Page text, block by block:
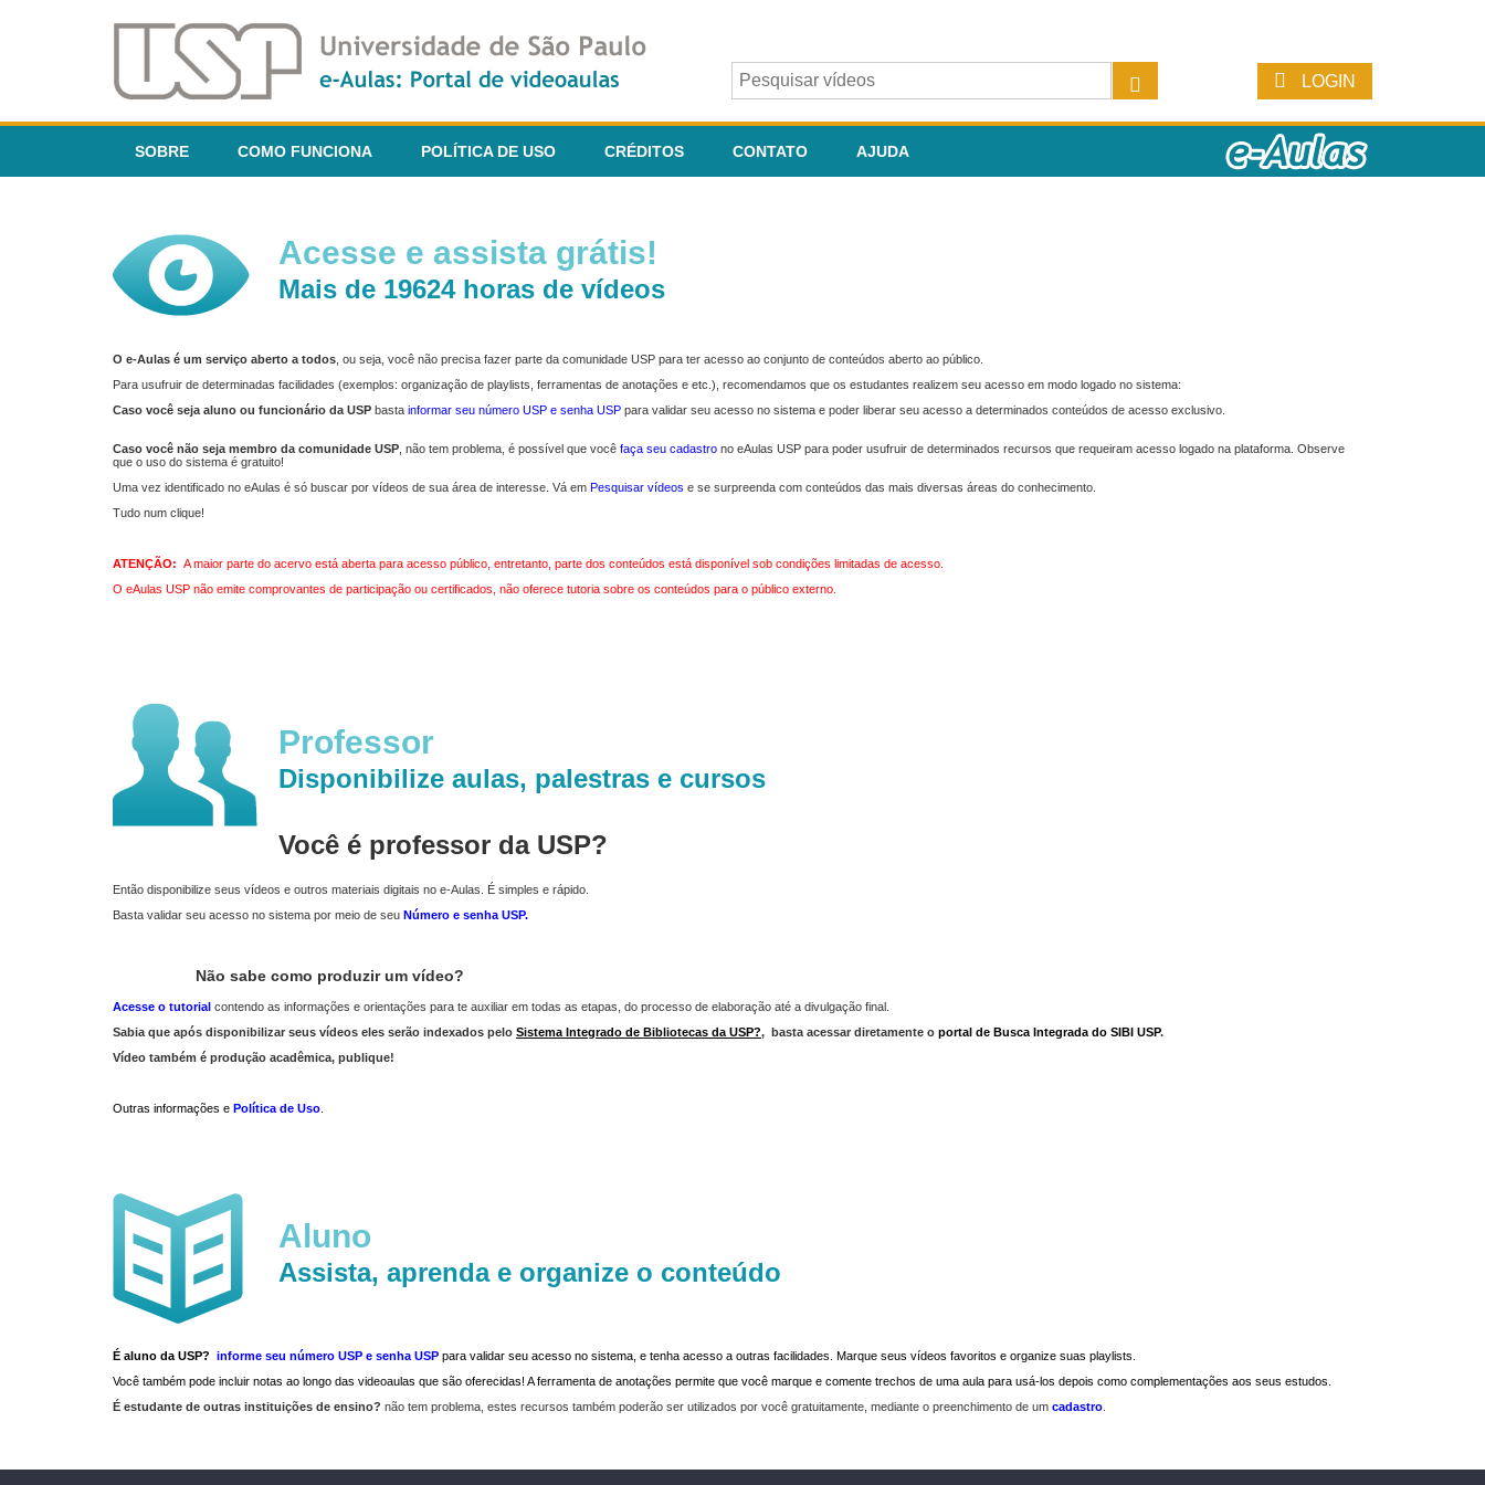
LOGIN
SOBRE COMO FUNCIONA POLÍTICA DE USO CRÉDITOS CONTATO AJUDA
Acesse e assista grátis!
Mais de 19624 horas de vídeos
O e-Aulas é um serviço aberto a todos , ou seja, você não precisa fazer parte da comunidade USP para ter acesso ao conjunto de conteúdos aberto ao público.
Para usufruir de determinadas facilidades (exemplos: organização de playlists, ferramentas de anotações e etc.), recomendamos que os estudantes realizem seu acesso em modo logado no sistema:
Caso você seja aluno ou funcionário da USP basta informar seu número USP e senha USP para validar seu acesso no sistema e poder liberar seu acesso a determinados conteúdos de acesso exclusivo.
Caso você não seja membro da comunidade USP , não tem problema, é possível que você faça seu cadastro no eAulas USP para poder usufruir de determinados recursos que requeiram acesso logado na plataforma. Observe
que o uso do sistema é gratuito!
Uma vez identificado no eAulas é só buscar por vídeos de sua área de interesse. Vá em Pesquisar vídeos e se surpreenda com conteúdos das mais diversas áreas do conhecimento.
Tudo num clique!
ATENÇÃO: A maior parte do acervo está aberta para acesso público, entretanto, parte dos conteúdos está disponível sob condições limitadas de acesso.
O eAulas USP não emite comprovantes de participação ou certificados, não oferece tutoria sobre os conteúdos para o público externo.
Professor
Disponibilize aulas, palestras e cursos
Você é professor da USP?
Então disponibilize seus vídeos e outros materiais digitais no e-Aulas. É simples e rápido.
Basta validar seu acesso no sistema por meio de seu Número e senha USP.
Não sabe como produzir um vídeo?
Acesse o tutorial contendo as informações e orientações para te auxiliar em todas as etapas, do processo de elaboração até a divulgação final.
Sabia que após disponibilizar seus vídeos eles serão indexados pelo Sistema Integrado de Bibliotecas da USP?, basta acessar diretamente o portal de Busca Integrada do SIBI USP.
Vídeo também é produção acadêmica, publique!
Outras informações e Política de Uso
Aluno
Assista, aprenda e organize o conteúdo
É aluno da USP? informe seu número USP e senha USP para validar seu acesso no sistema, e tenha acesso a outras facilidades. Marque seus vídeos favoritos e organize suas playlists.
Você também pode incluir notas ao longo das videoaulas que são oferecidas! A ferramenta de anotações permite que você marque e comente trechos de uma aula para usá-los depois como complementações aos seus estudos.
É estudante de outras instituições de ensino? não tem problema, estes recursos também poderão ser utilizados por você gratuitamente, mediante o preenchimento de um cadastro